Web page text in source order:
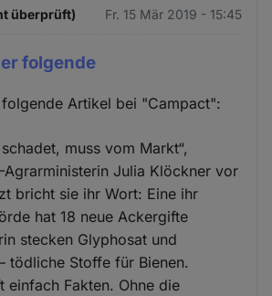
überprüft) Fr. 15 Mär 2019 - 15:45
folgende
Artikel bei "Campact":
muss vom Markt“,
Julia Klöckner vor
bricht sie ihr Wort: Eine ihr
hat 18 neue Ackergifte
stecken Glyphosat und
tödliche Stoffe für Bienen.
einfach Fakten. Ohne die